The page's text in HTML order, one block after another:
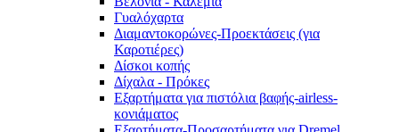
Γυαλόχαρτα
Διαμαντοκορώνες-Προεκτάσεις (για
Καροτιέρες)
Δίσκοι κοπής
Δίχαλα - Πρόκες
Εξαρτήματα για πιστόλια βαφής-airless-
κονιάματος